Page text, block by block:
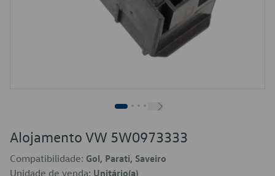
Alojamento VW 5W0973333
Compatibilidade: Gol, Parati, Saveiro
Unidade de venda: Unitário(a)